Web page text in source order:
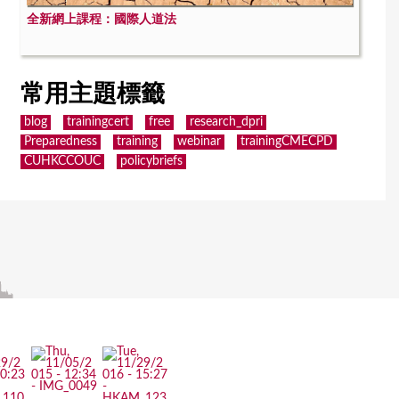
全新網上課程：國際人道法
常用主題標籤
blog trainingcert free
research_dpri
Preparedness
training webinar
trainingCMECPD
CUHKCCOUC
policybriefs